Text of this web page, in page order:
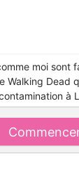
moi sont
Walking Dead
à